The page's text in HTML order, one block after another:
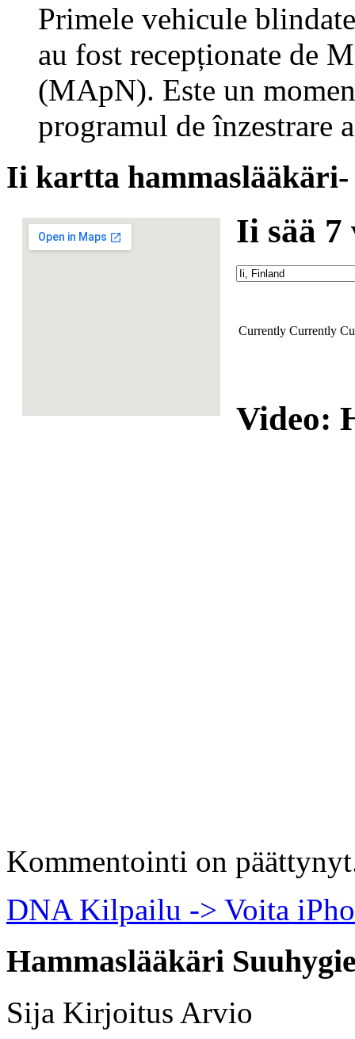
Primele vehicule
au fost recepționate de
(MApN). Este un
programul de
Ii kartta
Ii sää
Currently Currently
Video:
Kommentointi on
DNA Kilpailu -> Voita
Hammaslääkäri
Sija Kirjoitus Arvio